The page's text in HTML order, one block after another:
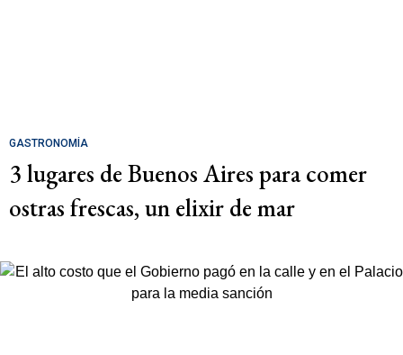
GASTRONOMÍA
3 lugares de Buenos Aires para comer
ostras frescas, un elixir de mar